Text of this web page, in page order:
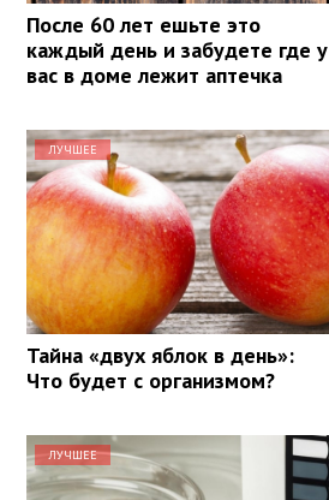
После 60 лет ешьте это
каждый день и забудете где у
вас в доме лежит аптечка
ЛУЧШЕЕ
Тайна «двух яблок в день»:
Что будет с организмом?
ЛУЧШЕЕ